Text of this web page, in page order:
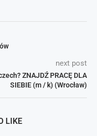
next post
ZNAJDŹ PRACĘ DLA
SIEBIE (m / k) (Wrocław)
LIKE